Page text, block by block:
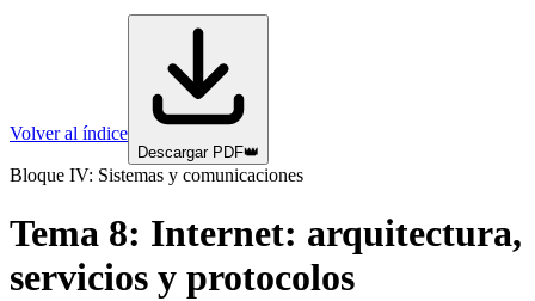
Volver al índice
Descargar PDF👑
Bloque IV: Sistemas y comunicaciones
Tema 8: Internet: arquitectura,
servicios y protocolos